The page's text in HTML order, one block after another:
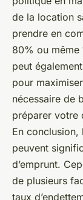
de la location
prendre en
80% ou
peut
pour
nécessaire de
préparer votre
En conclusion,
peuvent
d’emprunt.
de plusieurs
taux